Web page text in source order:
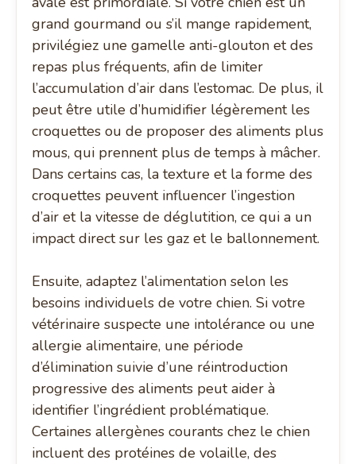
grand gourmand ou s’il mange rapidement,
privilégiez une gamelle anti-glouton et des
repas plus fréquents, afin de limiter
l’accumulation d’air dans l’estomac. De plus, il
peut être utile d’humidifier légèrement les
croquettes ou de proposer des aliments plus
mous, qui prennent plus de temps à mâcher.
Dans certains cas, la texture et la forme des
croquettes peuvent influencer l’ingestion
d’air et la vitesse de déglutition, ce qui a un
impact direct sur les gaz et le ballonnement.
Ensuite, adaptez l’alimentation selon les
besoins individuels de votre chien. Si votre
vétérinaire suspecte une intolérance ou une
allergie alimentaire, une période
d’élimination suivie d’une réintroduction
progressive des aliments peut aider à
identifier l’ingrédient problématique.
Certaines allergènes courants chez le chien
incluent des protéines de volaille, des